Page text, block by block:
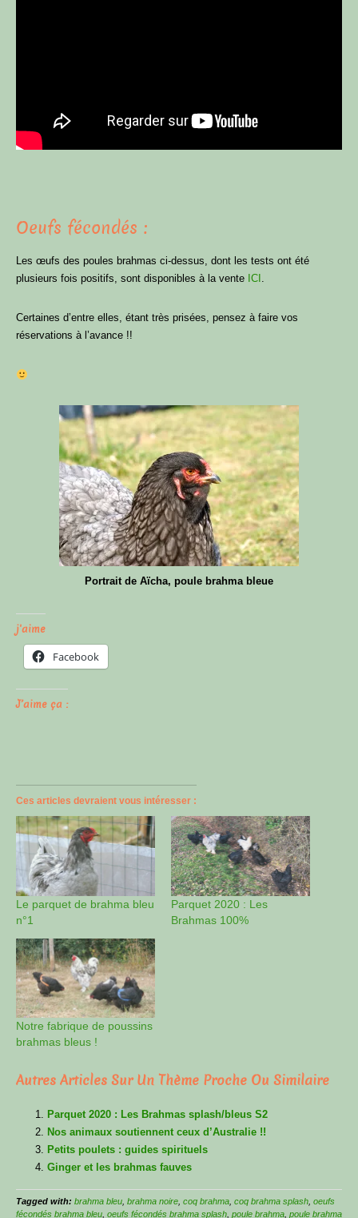
Oeufs fécondés :
Les œufs des poules brahmas ci-dessus, dont les tests ont été
plusieurs fois positifs, sont disponibles à la vente ICI .
Certaines d’entre elles, étant très prisées, pensez à faire vos
réservations à l’avance !!
Portrait de Aïcha, poule brahma bleue
j'aime
Facebook
J’aime ça :
Ces articles devraient vous intéresser :
Le parquet de brahma bleu
n°1
Parquet 2020 : Les
Brahmas 100%
Notre fabrique de poussins
brahmas bleus !
Autres Articles Sur Un Thème Proche Ou Similaire
Parquet 2020 : Les Brahmas splash/bleus S2
Nos animaux soutiennent ceux d’Australie !!
Petits poulets : guides spirituels
Ginger et les brahmas fauves
Tagged with: brahma bleu brahma noire coq brahma coq brahma splash oeufs
fécondés brahma bleu oeufs fécondés brahma splash poule brahma poule brahma